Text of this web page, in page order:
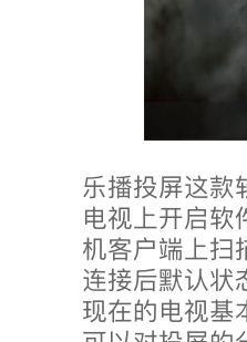
乐播投屏这款
电视上开启软
机客户端上扫
连接后默认状
现在的电视基